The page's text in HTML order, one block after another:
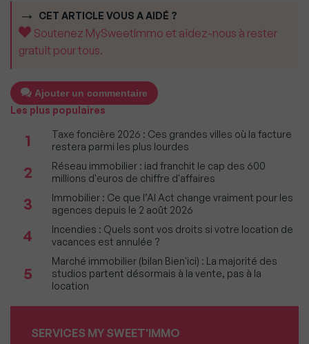
CET ARTICLE VOUS A AIDÉ ?
Soutenez MySweetImmo et aidez-nous à rester
gratuit pour tous.
Ajouter un commentaire
Les plus populaires
1
Taxe foncière 2026 : Ces grandes villes où la facture
restera parmi les plus lourdes
2
Réseau immobilier : iad franchit le cap des 600
millions d'euros de chiffre d'affaires
3
Immobilier : Ce que l’AI Act change vraiment pour les
agences depuis le 2 août 2026
4
Incendies : Quels sont vos droits si votre location de
vacances est annulée ?
5
Marché immobilier (bilan Bien'ici) : La majorité des
studios partent désormais à la vente, pas à la
location
SERVICES MY SWEET'IMMO